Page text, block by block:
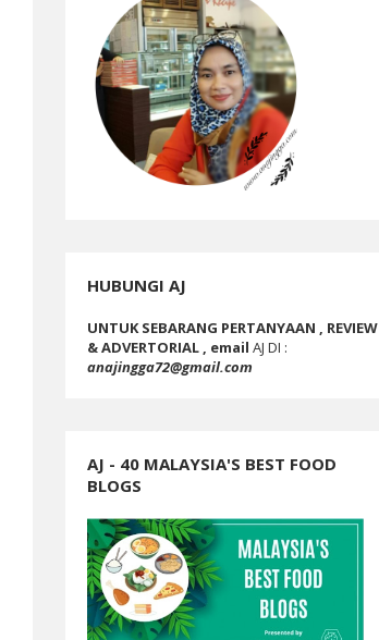
HUBUNGI AJ
UNTUK SEBARANG PERTANYAAN , REVIEW
& ADVERTORIAL , email AJ DI :
anajingga72@gmail.com
AJ - 40 MALAYSIA'S BEST FOOD
BLOGS